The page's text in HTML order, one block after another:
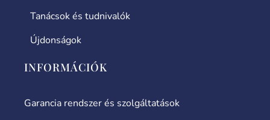
Tanácsok és tudnivalók
Újdonságok
INFORMÁCIÓK
Garancia rendszer és szolgáltatások